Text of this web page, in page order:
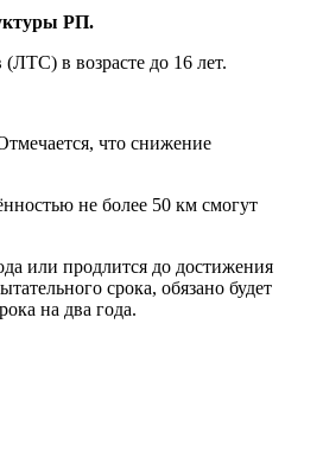
РП.
в возрасте до 16 лет.
что снижение
не более 50 км смогут
или продлится до достижения
срока, обязано будет
на два года.